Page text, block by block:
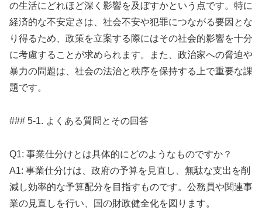
の生活にどれほど深く影響を及ぼすかという点です。特に
経済的な不安定さは、社会不安や犯罪につながる要因とな
り得るため、政策を立案する際にはその社会的影響を十分
に考慮することが求められます。また、政治家への脅迫や
暴力の問題は、社会の法治と秩序を保持する上で重要な課
題です。
### 5-1. よくある質問とその回答
Q1: 事業仕分けとは具体的にどのようなものですか？
A1: 事業仕分けは、政府の予算を見直し、無駄な支出を削
減し効率的な予算配分を目指すものです。公務員や関連事
業の見直しを行い、国の財政健全化を図ります。